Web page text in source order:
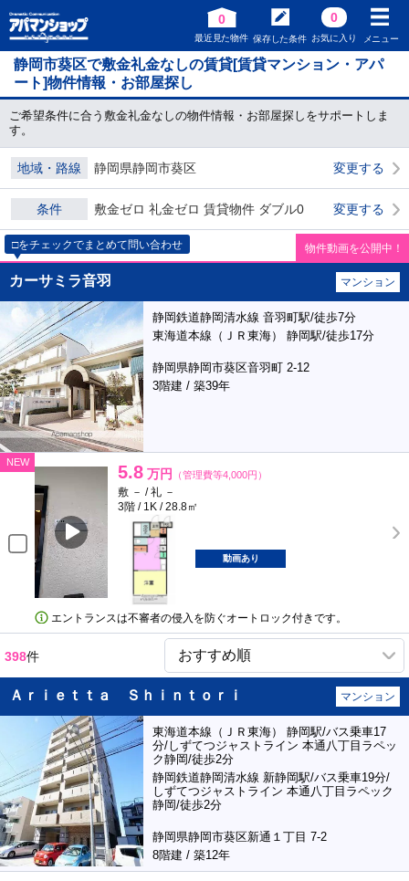
0
最近見た物件 保存した条件
0
お気に入り メニュー
静岡市葵区で敷金礼金なしの賃貸[賃貸マンション・アパ
ート]物件情報・お部屋探し
ご希望条件に合う敷金礼金なしの物件情報・お部屋探しをサポートしま
す。
地域・路線 静岡県静岡市葵区 変更する
条件 敷金ゼロ 礼金ゼロ 賃貸物件 ダブル0 変更する
□をチェックでまとめて問い合わせ 物件動画を公開中！
カーサミラ音羽 マンション
静岡鉄道静岡清水線 音羽町駅/徒歩7分
東海道本線（ＪＲ東海） 静岡駅/徒歩17分
静岡県静岡市葵区音羽町 2-12
3階建 / 築39年
NEW 5.8 万円 （管理費等4,000円）
敷 － / 礼 －
3階 / 1K / 28.8㎡
動画あり
エントランスは不審者の侵入を防ぐオートロック付きです。
398件
Ａｒｉｅｔｔａ Ｓｈｉｎｔｏｒｉ マンション
東海道本線（ＪＲ東海） 静岡駅/バス乗車17
分/しずてつジャストライン 本通八丁目ラペッ
ク静岡/徒歩2分
静岡鉄道静岡清水線 新静岡駅/バス乗車19分/
しずてつジャストライン 本通八丁目ラペック
静岡/徒歩2分
静岡県静岡市葵区新通１丁目 7-2
8階建 / 築12年